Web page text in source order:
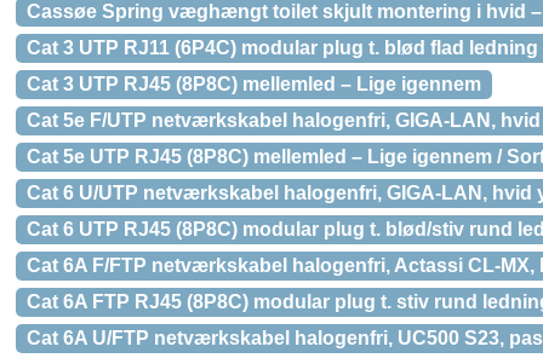
Cassøe Spring væghængt toilet skjult montering i hvid –
Cat 3 UTP RJ11 (6P4C) modular plug t. blød flad ledning
Cat 3 UTP RJ45 (8P8C) mellemled – Lige igennem
Cat 5e F/UTP netværkskabel halogenfri, GIGA-LAN,
Cat 5e UTP RJ45 (8P8C) mellemled – Lige igennem /
Cat 6 U/UTP netværkskabel halogenfri, GIGA-LAN,
Cat 6 UTP RJ45 (8P8C) modular plug t. blød/stiv rund
Cat 6A F/FTP netværkskabel halogenfri, Actassi CL-
Cat 6A FTP RJ45 (8P8C) modular plug t. stiv rund
Cat 6A U/FTP netværkskabel halogenfri, UC500 S23,